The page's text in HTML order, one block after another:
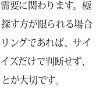
要に関わります。極
す方が限られる場合
ングであれば、サイ
ズだけで判断せず、
が大切です。